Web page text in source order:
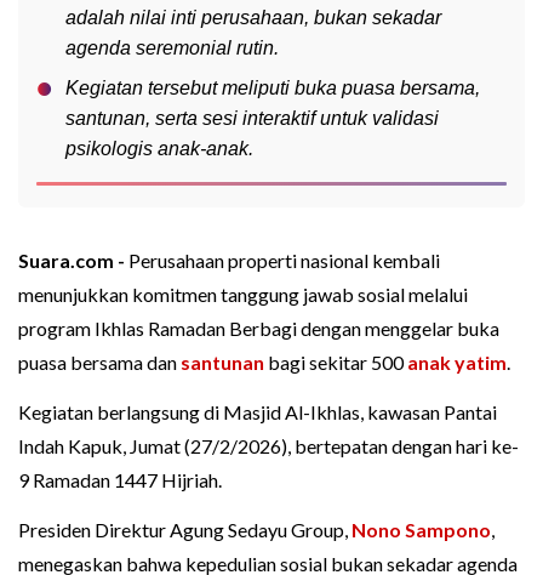
adalah nilai inti perusahaan, bukan sekadar
agenda seremonial rutin.
Kegiatan tersebut meliputi buka puasa bersama,
santunan, serta sesi interaktif untuk validasi
psikologis anak-anak.
Suara.com - Perusahaan properti nasional kembali
menunjukkan komitmen tanggung jawab sosial melalui
program Ikhlas Ramadan Berbagi dengan menggelar buka
puasa bersama dan santunan bagi sekitar 500anak yatim.
Kegiatan berlangsung di Masjid Al-Ikhlas, kawasan Pantai
Indah Kapuk, Jumat (27/2/2026), bertepatan dengan hari ke-
9 Ramadan 1447 Hijriah.
Presiden Direktur Agung Sedayu Group, Nono Sampono,
menegaskan bahwa kepedulian sosial bukan sekadar agenda